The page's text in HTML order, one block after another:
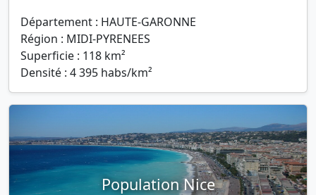
Département : HAUTE-GARONNE
Région : MIDI-PYRENEES
Superficie : 118 km²
Densité : 4 395 habs/km²
Population Nice